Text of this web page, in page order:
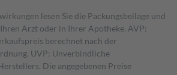
lesen Sie die Packungsbeilage und
Arzt oder in Ihrer Apotheke. AVP:
berechnet nach der
UVP: Unverbindliche
Die angegebenen Preise